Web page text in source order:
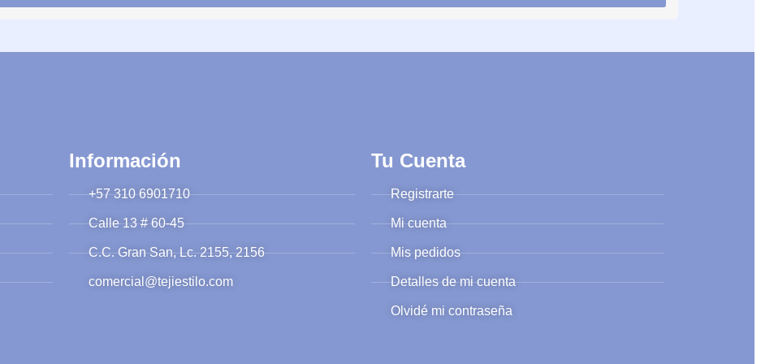
Información
+57 310 6901710
Calle 13 # 60-45
C.C. Gran San, Lc. 2155, 2156
comercial@tejiestilo.com
Tu Cuenta
Registrarte
Mi cuenta
Mis pedidos
Detalles de mi cuenta
Olvidé mi contraseña